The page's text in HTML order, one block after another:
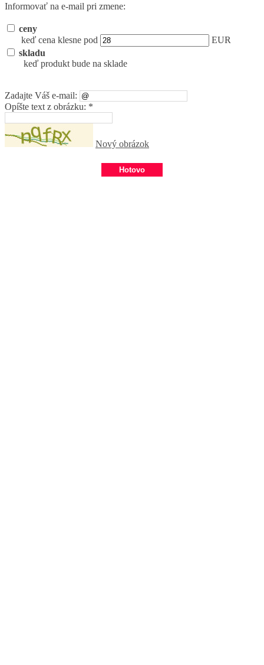
Informovať na e-mail pri zmene:
ceny
keď cena klesne pod
EUR
skladu
keď produkt bude na sklade
Zadajte Váš e-mail:
Opíšte text z obrázku: *
Nový obrázok